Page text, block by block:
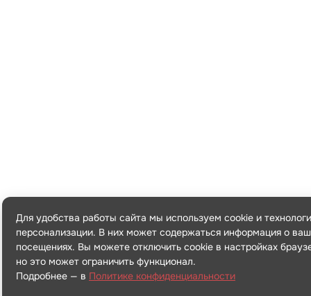
Для удобства работы сайта мы используем cookie и
персонализации. В них может содержаться информация о
посещениях. Вы можете отключить cookie в настройках
но это может ограничить функционал.
Подробнее — в Политике конфиденциальности